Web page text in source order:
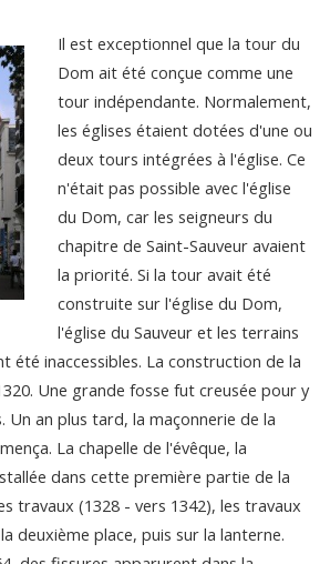
Il est exceptionnel que la tour du
Dom ait été conçue comme une
tour indépendante. Normalement,
les églises étaient dotées d'une ou
deux tours intégrées à l'église. Ce
n'était pas possible avec l'église
du Dom, car les seigneurs du
chapitre de Saint-Sauveur avaient
la priorité. Si la tour avait été
construite sur l'église du Dom,
l'église du Sauveur et les terrains
été inaccessibles. La construction de la
Une grande fosse fut creusée pour y
Un an plus tard, la maçonnerie de la
La chapelle de l'évêque, la
dans cette première partie de la
travaux (1328 - vers 1342), les travaux
deuxième place, puis sur la lanterne.